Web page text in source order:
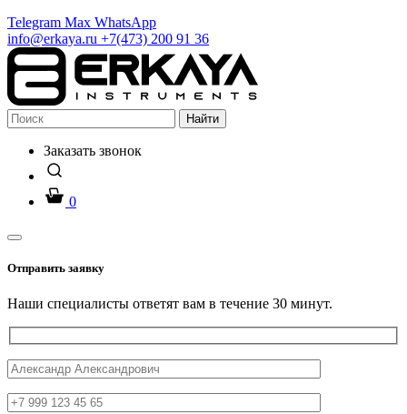
Telegram Max WhatsApp
info@erkaya.ru +7(473) 200 91 36
Найти
Заказать звонок
0
Отправить заявку
Наши специалисты ответят вам в течение 30 минут.